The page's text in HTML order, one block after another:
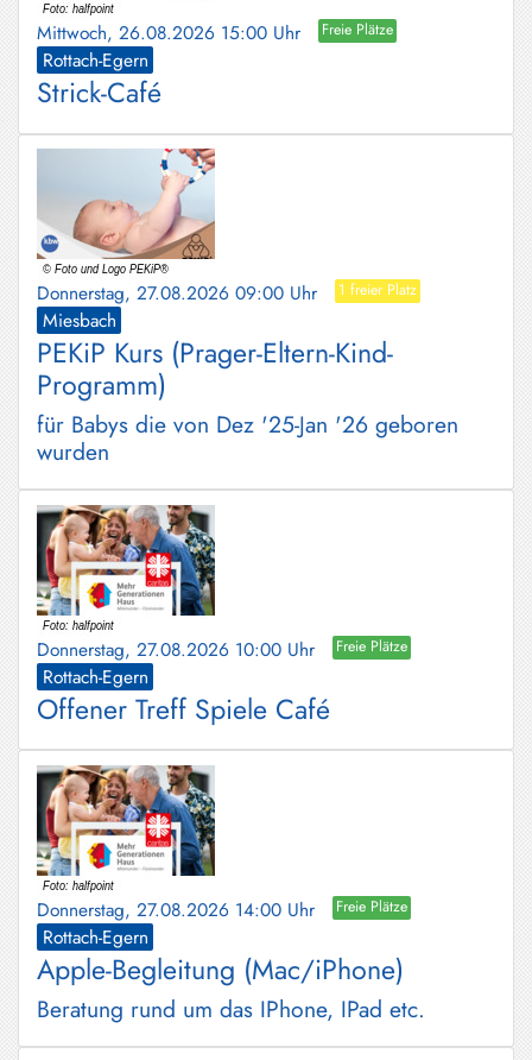
Mittwoch, 26.08.2026 15:00 Uhr Freie Plätze
Rottach-Egern
Strick-Café
Donnerstag, 27.08.2026 09:00 Uhr 1 freier Platz
Miesbach
PEKiP Kurs (Prager-Eltern-Kind-
Programm)
für Babys die von Dez '25-Jan '26 geboren
wurden
Donnerstag, 27.08.2026 10:00 Uhr Freie Plätze
Rottach-Egern
Offener Treff Spiele Café
Donnerstag, 27.08.2026 14:00 Uhr Freie Plätze
Rottach-Egern
Apple-Begleitung (Mac/iPhone)
Beratung rund um das IPhone, IPad etc.